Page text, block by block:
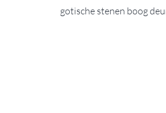
gotische stenen boog